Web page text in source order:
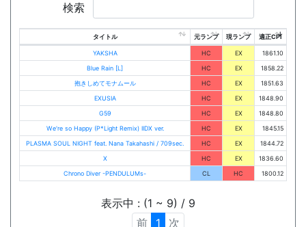
検索
タイトル 元ランプ 現ランプ 適正CPI
YAKSHA HC EX
1861.10
Blue Rain [L]
HC EX
1858.22
抱きしめてモナムール
HC EX
1851.63
EXUSIA
HC EX
1848.90
G59
HC EX
1848.80
We're so Happy (P*Light Remix) IIDX ver.
HC EX
1845.15
PLASMA SOUL NIGHT feat. Nana Takahashi / 709sec.
HC EX
1844.72
X
HC EX
1836.60
Chrono Diver -PENDULUMs-
CL HC 1800.12
表示中 : (1 ~ 9) / 9
前
1 次